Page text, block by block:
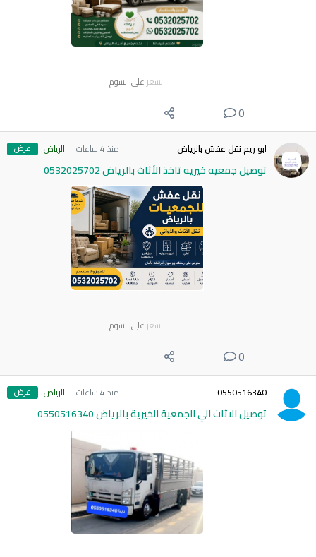
السعر على السوم
0
ابو ريم نقل عفش بالرياض منذ 4 ساعات الرياض عرض
توصيل جمعيه خيريه تاخذ الأثاث بالرياض 0532025702
السعر على السوم
0
0550516340 منذ 4 ساعات الرياض عرض
توصيل الاثاث الي الجمعية الخيرية بالرياض 0550516340